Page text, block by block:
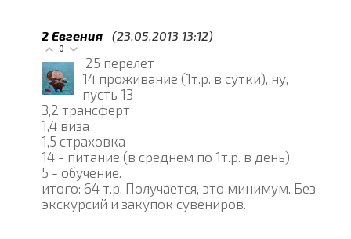
2 Евгения (23.05.2013 13:12)
0
25 перелет
14 проживание (1т.р. в сутки), ну,
пусть 13
3,2 трансферт
1,4 виза
1,5 страховка
14 - питание (в среднем по 1т.р. в день)
5 - обучение.
итого: 64 т.р. Получается, это минимум. Без
экскурсий и закупок сувениров.